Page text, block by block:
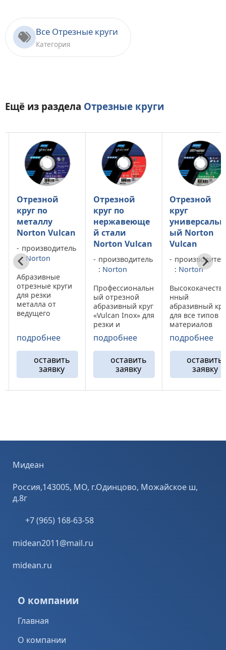
Все Отрезные круги
Категория
Ещё из раздела Отрезные круги
Отрезной
круг по
нержавеюще
й стали
производитель
Профессиональн
ый отрезной
абразивный круг
«Vulcan Inox» для
обработки
изделий из
нержавеющей
стали. Отрезные
круги Vulcan Inox
обладаю
высокой
широкий спектр
подробнее
оставить
заявку
Отрезной
круг
универсальн
ый Norton
Vulcan
производитель
:Norton
Высококачестве
нный
абразивный круг
для все типов
материалов
Norton Vulcan.
Он без усилий
разрежет
низколегирован
ную и
высоколегирова
нную сталь,
керамическую
подробнее
оставить
заявку
Отрезной
круг по
металлу
Norton
:Norton
отрезные
для резки
металла от
ведущего
мирового
«Norton».
ая серия
отрезных
Norton
обработки.
подробнее
Мидеан
Россия,143005, МО, г.Одинцово, Можайское ш,
д.8г
+7 (965) 168-63-58
midean2011@mail.ru
midean.ru
О компании
Главная
О компании